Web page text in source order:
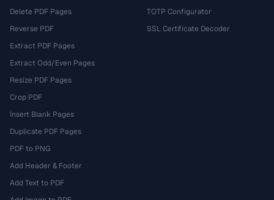
Delete PDF Pages
Reverse PDF
Extract PDF Pages
Extract Odd/Even Pages
Resize PDF Pages
Crop PDF
Insert Blank Pages
Duplicate PDF Pages
PDF to PNG
Add Header & Footer
Add Text to PDF
TOTP Configurator
SSL Certificate Decoder